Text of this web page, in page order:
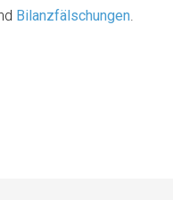
Bilanzfälschungen.